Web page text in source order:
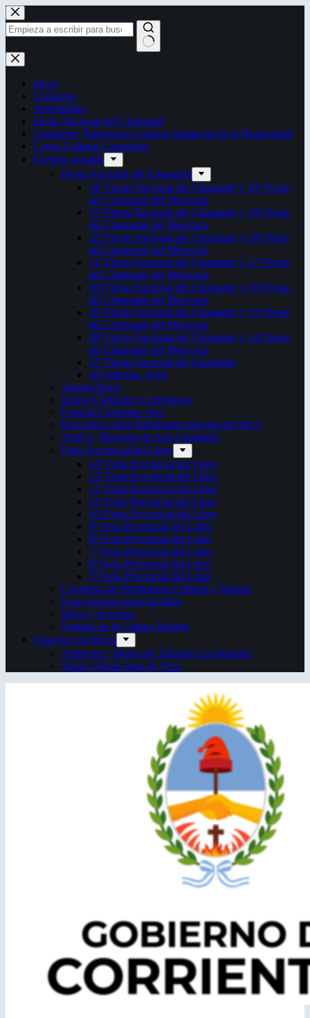
Saltar
al
contenido
Sin
resultados
Inicio
Contactos
Autoridades
Fiesta Nacional del Chamamé
Chamamé: Patrimonio Cultural Inmaterial de la Humanidad
Censo Cultural Correntino
Eventos anuales
Fiesta Nacional del Chamamé
34ª Fiesta Nacional del Chamamé y 20ª Fiesta
del Chamamé del Mercosur
33ª Fiesta Nacional del Chamamé y 19ª Fiesta
del Chamamé del Mercosur
32ª Fiesta Nacional del Chamamé y 18ª Fiesta
del Chamamé del Mercosur
31ª Fiesta Nacional del Chamamé y 17ª Fiesta
del Chamamé del Mercosur
30ª Fiesta Nacional del Chamamé y 16ª Fiesta
del Chamamé del Mercosur
29ª Fiesta Nacional del Chamamé y 15ª Fiesta
del Chamamé del Mercosur
28ª Fiesta Nacional del Chamamé y 14ª Fiesta
del Chamamé del Mercosur
27ª Fiesta Nacional del Chamamé
26ª Edición. 2016.
Taragüi Rock
Juegos Culturales Correntinos
Festival Corrientes Jazz
Encuentro sobre Patrimonio Integral del NEA
ArteCo. Mercado de Arte Corrientes
Feria Provincial del Libro
14ª Feria Provincial del Libro
13ª Feria Provincial del Libro
12ª Feria Provincial del Libro
11ª Feria Provincial del Libro
10ª Feria Provincial del Libro
9ª Feria Provincial del Libro
8ª Feria Provincial del Libro
7ª Feria Provincial del Libro
6ª Feria Provincial del Libro
5ª Feria Provincial del Libro
Congreso del Patrimonio Cultural y Natural
Feria Internacional del libro
Mitos y leyendas
Semana de la Cultura Italiana
Espacios escénicos
Anfiteatro “Mario del Tránsito Cocomarola”
Teatro Oficial Juan de Vera